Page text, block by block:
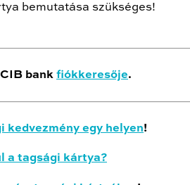
bemutatása szükséges!
bank fiókkeresője.
kedvezmény egy helyen!
a tagsági kártya?